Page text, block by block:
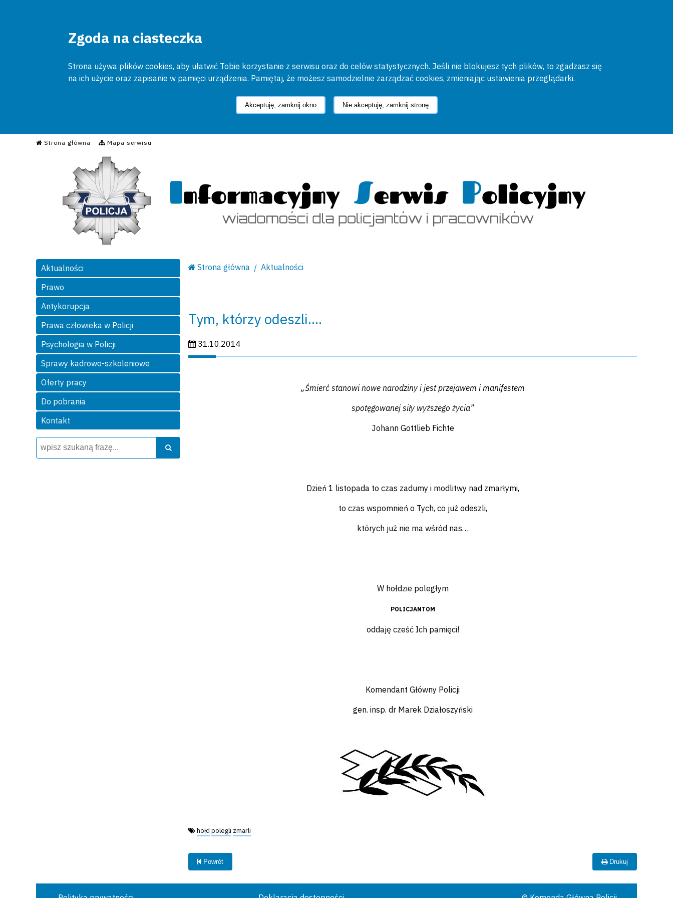
Zgoda na ciasteczka
Strona używa plików cookies, aby ułatwić Tobie korzystanie z serwisu oraz do celów statystycznych. Jeśli nie blokujesz tych plików, to zgadzasz się
na ich użycie oraz zapisanie w pamięci urządzenia. Pamiętaj, że możesz samodzielnie zarządzać cookies, zmieniając ustawienia przeglądarki.
Akceptuję, zamknij okno Nie akceptuję, zamknij stronę
Strona główna Mapa serwisu
Informacyjny Serwis Policyjny
Aktualności
Prawo
Antykorupcja
Prawa człowieka w Policji
Psychologia w Policji
Sprawy kadrowo-szkoleniowe
Oferty pracy
Do pobrania
Kontakt
Wyszukiwarka
Szukaj
Strona główna Aktualności
Tym, którzy odeszli....
Data publikacji:
31.10.2014
„Śmierć stanowi nowe narodziny i jest przejawem i manifestem
spotęgowanej siły wyższego życia”
Johann Gottlieb Fichte
Dzień 1 listopada to czas zadumy i modlitwy nad zmarłymi,
to czas wspomnień o Tych, co już odeszli,
których już nie ma wśród nas…
W hołdzie poległym
POLICJANTOM
oddaję cześć Ich pamięci!
Komendant Główny Policji
gen. insp. dr Marek Działoszyński
Tagi:
hołd polegli zmarli
Powrót Drukuj